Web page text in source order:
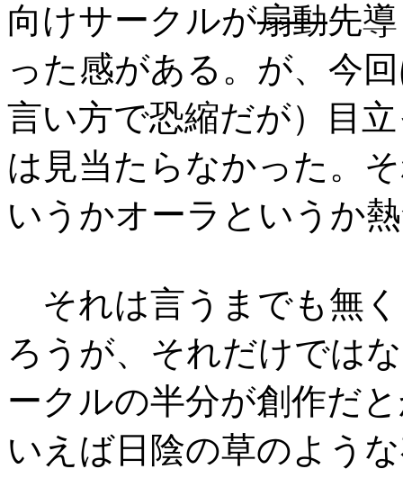
向けサークルが扇動先
った感がある。が、今
言い方で恐縮だが）目
は見当たらなかった。
いうかオーラというか
それは言うまでも無
ろうが、それだけでは
ークルの半分が創作だ
いえば日陰の草のよう